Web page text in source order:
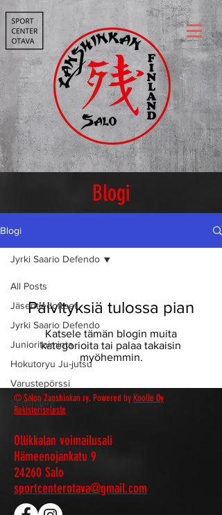
Blogi
Blogi
All Posts
Jäsentiedotteet
Jyrki Saario Defendo
Junioritoiminta
Hokutoryu Ju-jutsu
Varustepörssi
Seminaarit
Jyrki Saario Defendo
Päivityksiä tulossa pian
Katsele tämän blogin muita
kategorioita tai palaa takaisin
myöhemmin.
© Salon Zanshinkan ry, Powered byKoolle Oy
Rekisteriseloste
Ollikkalan voimailusali
Hämeenojankatu 9
24260 Salo
sportcenterotava@gmail.com